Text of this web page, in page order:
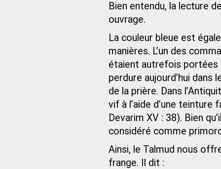
Bien entendu, la lecture
ouvrage.
La couleur bleue est
manières. L’un des
étaient autrefois portées
perdure aujourd’hui dans
de la prière. Dans
vif à l’aide d’une teinture
Devarim XV : 38). Bien
considéré comme
Ainsi, le Talmud nous
frange. Il dit :